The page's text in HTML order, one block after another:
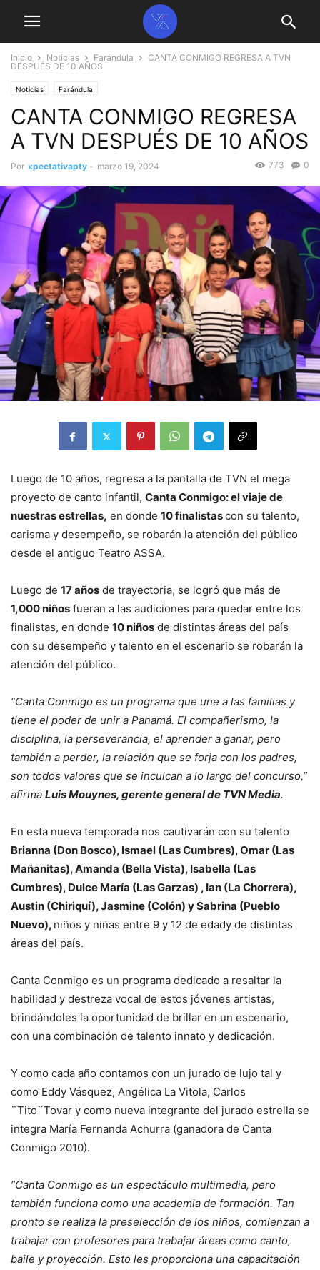
Inicio Noticias Farándula
CANTA CONMIGO REGRESA A TVN
DESPUÉS DE 10 AÑOS
Noticias Farándula
CANTA CONMIGO REGRESA
A TVN DESPUÉS DE 10 AÑOS
Por xpectativapty - marzo 19, 2024 0
773
Luego de 10 años, regresa a la pantalla de TVN el mega
proyecto de canto infantil, Canta Conmigo: el viaje de
nuestras estrellas, en donde 10 finalistascon su talento,
carisma y desempeño, se robarán la atención del público
desde el antiguo Teatro ASSA.
Luego de 17 años de trayectoria, se logró que más de
1,000 niños fueran a las audiciones para quedar entre los
finalistas, en donde 10 niños de distintas áreas del país
con su desempeño y talento en el escenario se robarán la
atención del público.
“Canta Conmigo es un programa que une a las familias y
tiene el poder de unir a Panamá. El compañerismo, la
disciplina, la perseverancia, el aprender a ganar, pero
también a perder, la relación que se forja con los padres,
son todos valores que se inculcan a lo largo del concurso,”
afirma Luis Mouynes, gerente general de TVN Media.
En esta nueva temporada nos cautivarán con su talento
Brianna (Don Bosco), Ismael (Las Cumbres), Omar (Las
Mañanitas), Amanda (Bella Vista), Isabella (Las
Cumbres), Dulce María (Las Garzas) , Ian (La Chorrera),
Austin (Chiriquí), Jasmine (Colón) y Sabrina (Pueblo
Nuevo), niños y niñas entre 9 y 12 de edady de distintas
áreas del país.
Canta Conmigo es un programa dedicado a resaltar la
habilidad y destreza vocal de estos jóvenes artistas,
brindándoles la oportunidad de brillar en un escenario,
con una combinación de talento innato y dedicación.
Y como cada año contamos con un jurado de lujo tal y
como Eddy Vásquez, Angélica La Vitola, Carlos
¨Tito¨Tovar y como nueva integrante del jurado estrella se
integra María Fernanda Achurra (ganadora de Canta
Conmigo 2010).
“Canta Conmigo es un espectáculo multimedia, pero
también funciona como una academia de formación. Tan
pronto se realiza la preselección de los niños, comienzan a
trabajar con profesores para trabajar áreas como canto,
baile y proyección. Esto les proporciona una capacitación